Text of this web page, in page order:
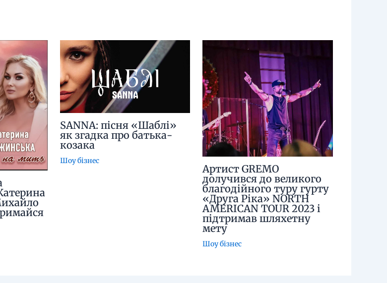
SANNA: пісня «Шаблі»
як згадка про батька-
козака
Шоу бізнес
Артист GREMO
долучився до великого
благодійного туру гурту
«Друга Ріка» NORTH
AMERICAN TOUR 2023 і
підтримав шляхетну
мету
Шоу бізнес